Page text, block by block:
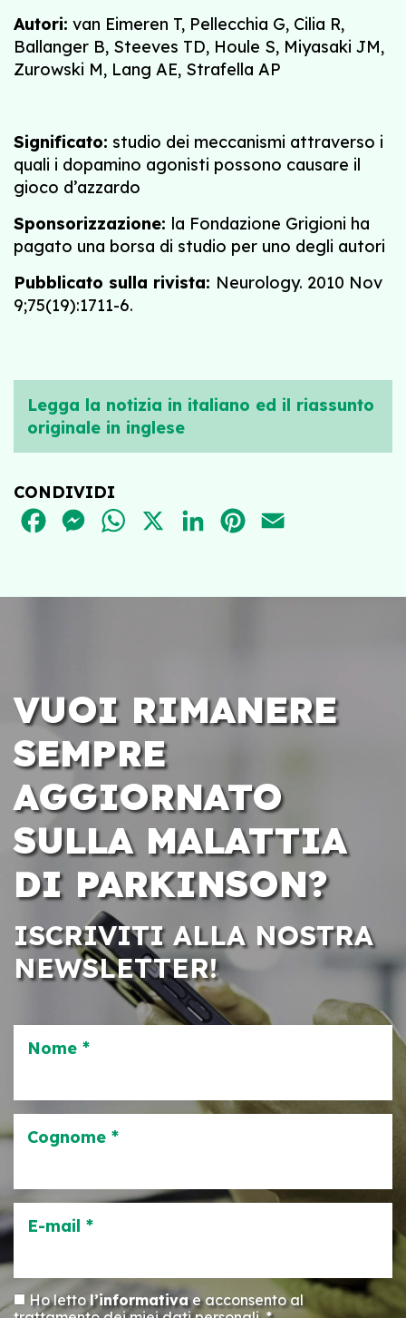
Autori: van Eimeren T, Pellecchia G, Cilia R,
Ballanger B, Steeves TD, Houle S, Miyasaki JM,
Zurowski M, Lang AE, Strafella AP
Significato: studio dei meccanismi attraverso i
quali i dopamino agonisti possono causare il
gioco d’azzardo
Sponsorizzazione: la Fondazione Grigioni ha
pagato una borsa di studio per uno degli autori
Pubblicato sulla rivista: Neurology. 2010 Nov
9;75(19):1711-6.
Legga la notizia in italiano ed il riassunto
originale in inglese
CONDIVIDI
FACEBOOKMESSENGER
WHATSAPPLINKEDINPINTEREST
VUOI RIMANERE
SEMPRE
AGGIORNATO
SULLA MALATTIA
DI PARKINSON?
ISCRIVITI ALLA NOSTRA
NEWSLETTER!
Nome *
Cognome *
E-mail *
Ho lettol’informativae acconsento al